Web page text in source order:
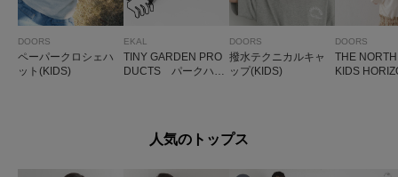
DOORS
ペーパークロシェハ
ット(KIDS)
EKAL
TINY GARDEN PRO
DUCTS パークハッ
DOORS
撥水テクニカルキャ
ップ(KIDS)
DOORS
THE
KIDS
人気のトップス